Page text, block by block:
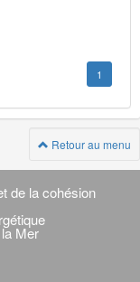
1
Retour au menu
de la cohésion
Mer